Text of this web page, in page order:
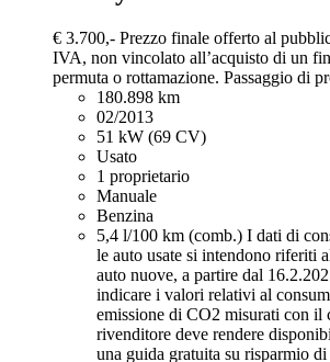
€ 3.700,- Prezzo finale offerto al
IVA, non vincolato all’acquisto di un
permuta o rottamazione. Passaggio di
180.898 km
02/2013
51 kW (69 CV)
Usato
1 proprietario
Manuale
Benzina
5,4 l/100 km (comb.) I dati di
le auto usate si intendono riferiti
auto nuove, a partire dal
indicare i valori relativi al
emissione di CO2 misurati con il
rivenditore deve rendere
una guida gratuita su risparmio di